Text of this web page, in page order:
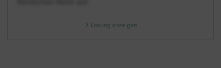
Lösung anzeigen